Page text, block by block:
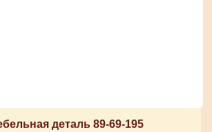
деталь 89-69-195